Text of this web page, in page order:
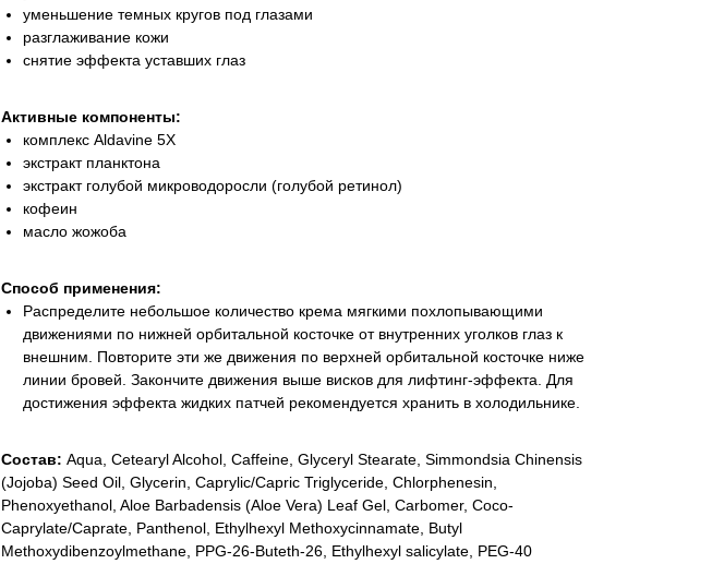
уменьшение темных кругов под глазами
разглаживание кожи
снятие эффекта уставших глаз
Активные компоненты:
комплекс Aldavine 5X
экстракт планктона
экстракт голубой микроводоросли (голубой ретинол)
кофеин
масло жожоба
Способ применения:
Распределите небольшое количество крема мягкими похлопывающими
движениями по нижней орбитальной косточке от внутренних уголков глаз к
внешним. Повторите эти же движения по верхней орбитальной косточке ниже
линии бровей. Закончите движения выше висков для лифтинг-эффекта. Для
достижения эффекта жидких патчей рекомендуется хранить в холодильнике.
Состав: Aqua, Cetearyl Alcohol, Caffeine, Glyceryl Stearate, Simmondsia Chinensis
(Jojoba) Seed Oil, Glycerin, Caprylic/Capric Triglyceride, Chlorphenesin,
Phenoxyethanol, Aloe Barbadensis (Aloe Vera) Leaf Gel, Carbomer, Coco-
Caprylate/Caprate, Panthenol, Ethylhexyl Methoxycinnamate, Butyl
Methoxydibenzoylmethane, PPG-26-Buteth-26, Ethylhexyl salicylate, PEG-40